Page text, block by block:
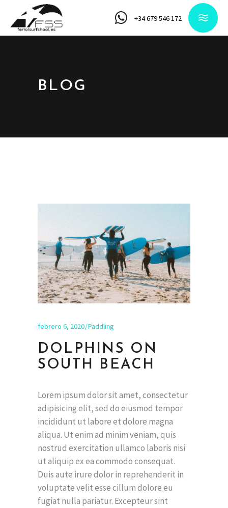
+34 679 546 172
BLOG
febrero 6, 2020 Paddling
DOLPHINS ON
SOUTH BEACH
Lorem ipsum dolor sit amet, consectetur
adipisicing elit, sed do eiusmod tempor
incididunt ut labore et dolore magna
aliqua. Ut enim ad minim veniam, quis
nostrud exercitation ullamco laboris nisi
ut aliquip ex ea commodo consequat.
Duis aute irure dolor in reprehenderit in
voluptate velit esse cillum dolore eu
fugiat nulla pariatur. Excepteur sint